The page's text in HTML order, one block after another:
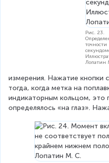
Рис. 23.
точности
Лопатин
измерения. Нажатие кнопки
тогда, когда метка на
индикаторным кольцом, это
определялось «на глаз».